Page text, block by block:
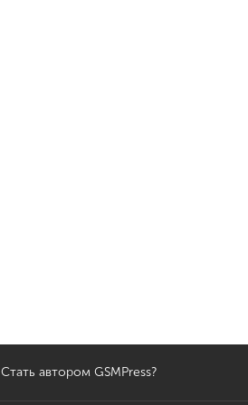
Стать автором GSMPress?